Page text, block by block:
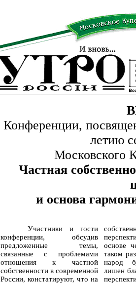
Конференции,
летию
Московского
Частная
и основа
Участники и гости
конференции, обсудив
предложенные темы,
связанные с проблемами
отношения к частной
собственности в современной
России, констатируют, что на
основе
таком
народ
лишен